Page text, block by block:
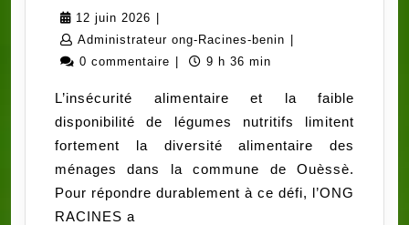
malnutrition
à
50
ménages
formés
et
12 juin 2026 12
juin
2026
|
Administrateur ong-Racines-benin Administrateur
benin
|
0 commentaire | 9 h 36 min
L’insécurité alimentaire et la faible
disponibilité de légumes nutritifs limitent
fortement la diversité alimentaire des
ménages dans la commune de Ouèssè.
Pour répondre durablement à ce défi, l’ONG
RACINES a